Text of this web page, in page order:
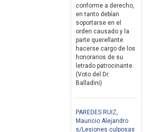
conforme a derecho,
en tanto debían
soportarse en el
orden causado y la
parte querellante
hacerse cargo de los
honorarios de su
letrado patrocinante.
(Voto del Dr.
Balladini)
PAREDES RUIZ,
Mauricio Alejandro
s/Lesiones culposas